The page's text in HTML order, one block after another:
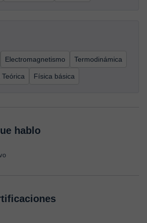
Electromagnetismo Termodinámica
Física básica
hablo